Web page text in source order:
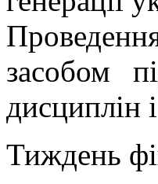
засобом
дисциплін
Тиждень